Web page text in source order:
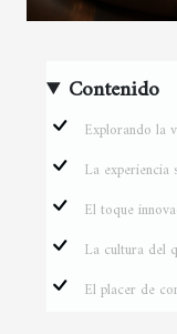
Contenido
Explorando la
La experiencia
El toque
La cultura del
El placer de